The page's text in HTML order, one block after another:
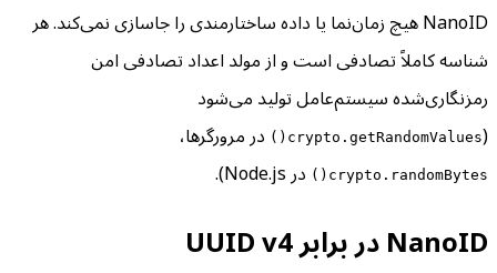
NanoID هیچ زمان‌نما یا داده ساختارمندی را جاسازی نمی‌کند. هر
شناسه کاملاً تصادفی است و از مولد اعداد تصادفی امن
رمزنگاری‌شده سیستم‌عامل تولید می‌شود
(
crypto.getRandomValues() در مرورگرها،
crypto.randomBytes() در Node.js).
NanoID در برابر UUID v4